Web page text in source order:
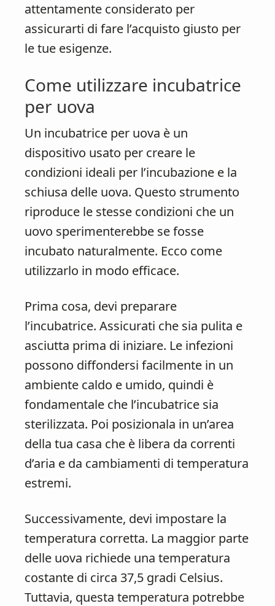
attentamente considerato per
assicurarti di fare l’acquisto giusto per
le tue esigenze.
Come utilizzare incubatrice
per uova
Un incubatrice per uova è un
dispositivo usato per creare le
condizioni ideali per l’incubazione e la
schiusa delle uova. Questo strumento
riproduce le stesse condizioni che un
uovo sperimenterebbe se fosse
incubato naturalmente. Ecco come
utilizzarlo in modo efficace.
Prima cosa, devi preparare
l’incubatrice. Assicurati che sia pulita e
asciutta prima di iniziare. Le infezioni
possono diffondersi facilmente in un
ambiente caldo e umido, quindi è
fondamentale che l’incubatrice sia
sterilizzata. Poi posizionala in un’area
della tua casa che è libera da correnti
d’aria e da cambiamenti di temperatura
estremi.
Successivamente, devi impostare la
temperatura corretta. La maggior parte
delle uova richiede una temperatura
costante di circa 37,5 gradi Celsius.
Tuttavia, questa temperatura potrebbe